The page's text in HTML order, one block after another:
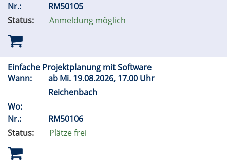
Nr.:
RM50105
Status:
Anmeldung möglich
Einfache Projektplanung mit Software
Wann:
ab Mi. 19.08.2026, 17.00 Uhr
Reichenbach
Wo:
Nr.:
RM50106
Status:
Plätze frei